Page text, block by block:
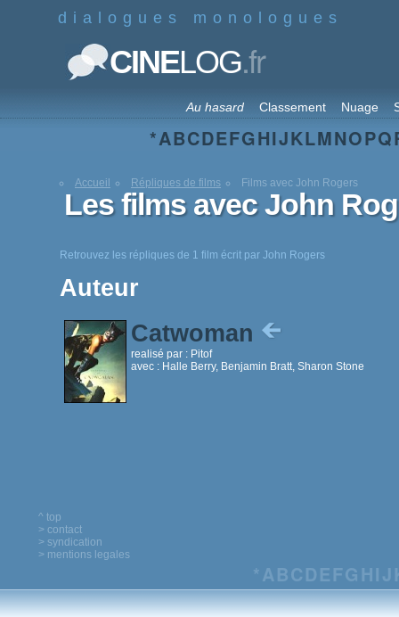
dialogues monologues
CINELOG.fr
Au hasard Classement Nuage
*ABCDEFGHIJKLMNOPQ
Accueil Répliques de films Films avec John Rogers
Les films avec John
Retrouvez les répliques de 1 film écrit par John Rogers
Auteur
Catwoman
realisé par : Pitof
avec : Halle Berry, Benjamin Bratt, Sharon Stone
^ top
> contact
> syndication
> mentions legales
*ABCDEFG HIJ